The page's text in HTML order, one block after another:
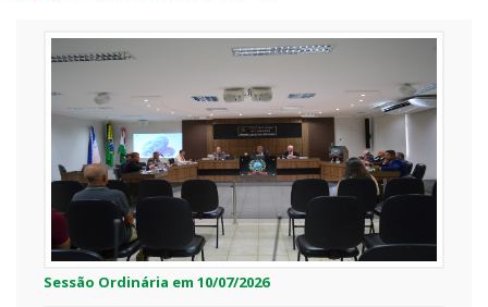
Sessão Ordinária em 10/07/2026